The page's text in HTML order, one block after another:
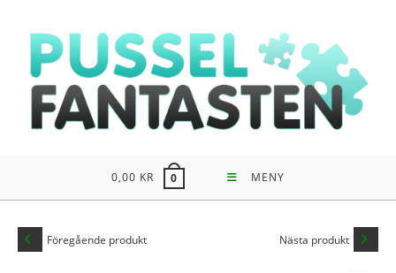
innehållet
0,00 KR 0 MENY
Föregående produkt Nästa produkt